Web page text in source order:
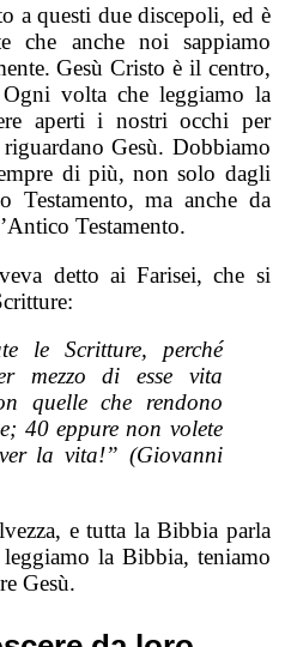
a questi due discepoli, ed è
che anche noi sappiamo
Gesù Cristo è il centro,
volta che leggiamo la
aperti i nostri occhi per
Gesù. Dobbiamo
di più, non solo dagli
Testamento, ma anche da
Testamento.
detto ai Farisei, che si
le Scritture, perché
mezzo di esse vita
quelle che rendono
40 eppure non volete
la vita!” (Giovanni
e tutta la Bibbia parla
la Bibbia, teniamo
Gesù.